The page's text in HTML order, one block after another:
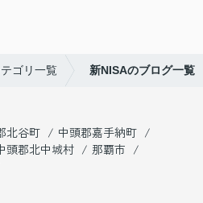
ゴリ一覧 新NISAのブログ一覧
北谷町
中頭郡嘉手納町
頭郡北中城村
那覇市